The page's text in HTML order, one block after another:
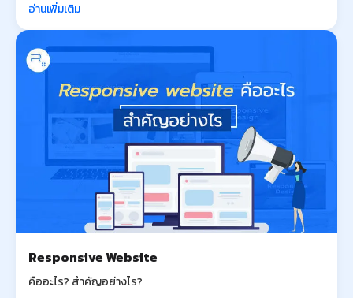
อ่านเพิ่มเติม
Responsive Website
คืออะไร? สำคัญอย่างไร?